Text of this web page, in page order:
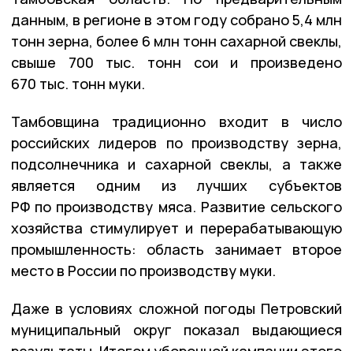
данным, в регионе в этом году собрано 5,4 млн
тонн зерна, более 6 млн тонн сахарной свеклы,
свыше 700 тыс. тонн сои и произведено
670 тыс. тонн муки.
Тамбовщина традиционно входит в число
российских лидеров по производству зерна,
подсолнечника и сахарной свеклы, а также
является одним из лучших субъектов
РФ по производству мяса. Развитие сельского
хозяйства стимулирует и перерабатывающую
промышленность: область занимает второе
место в России по производству муки.
Даже в условиях сложной погоды Петровский
муниципальный округ показал выдающиеся